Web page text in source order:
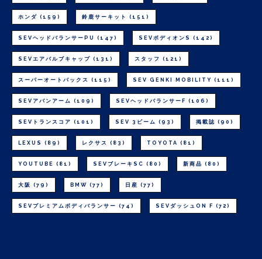
ホンダ (159) 鈴鹿サーキット (151)
SEVヘッドバランサーPU (147) SEVボディオンS (142)
SEVエアバルブキャップ (131) スタッフ (121)
スーパーオートバックス (115) SEV GENKI MOBILITY (111)
SEVアバンアーム (109) SEVヘッドバランサーF (106)
SEVトランスコア (101) SEV 3ビーム (93) 掲載誌 (90)
LEXUS (89) レクサス (83) TOYOTA (81)
YOUTUBE (81) SEVブレーキSC (80) 新商品 (80)
大阪 (79) BMW (77) 日産 (77)
SEVプレミアムボディバランサー (74) SEVダッシュON F (72)